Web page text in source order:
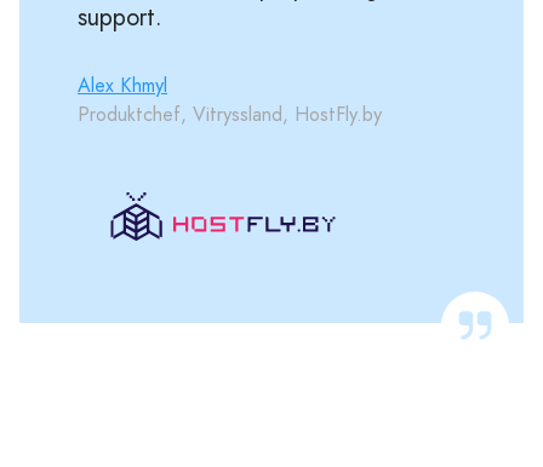
support.
Alex Khmyl
Produktchef, Vitryssland, HostFly.by